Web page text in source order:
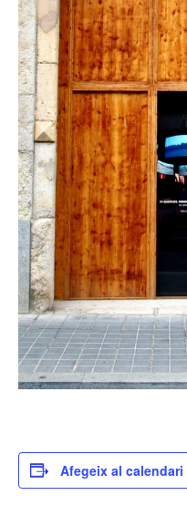
Afegeix al calendari